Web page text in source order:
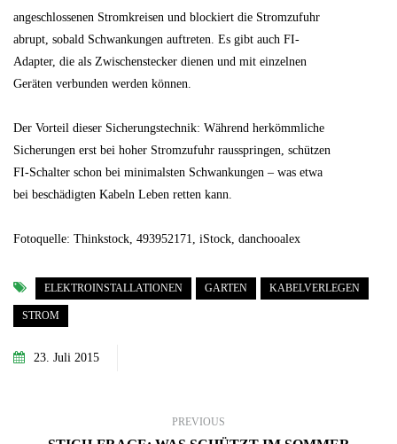
angeschlossenen Stromkreisen und blockiert die Stromzufuhr
abrupt, sobald Schwankungen auftreten. Es gibt auch FI-
Adapter, die als Zwischenstecker dienen und mit einzelnen
Geräten verbunden werden können.
Der Vorteil dieser Sicherungstechnik: Während herkömmliche
Sicherungen erst bei hoher Stromzufuhr rausspringen, schützen
FI-Schalter schon bei minimalsten Schwankungen – was etwa
bei beschädigten Kabeln Leben retten kann.
Fotoquelle: Thinkstock, 493952171, iStock, danchooalex
ELEKTROINSTALLATIONEN GARTEN KABELVERLEGEN
STROM
23. Juli 2015
PREVIOUS